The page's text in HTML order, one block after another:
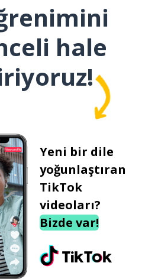
hale
Yeni bir dile
yoğunlaştıran
TikTok
videoları?
Bizde var!